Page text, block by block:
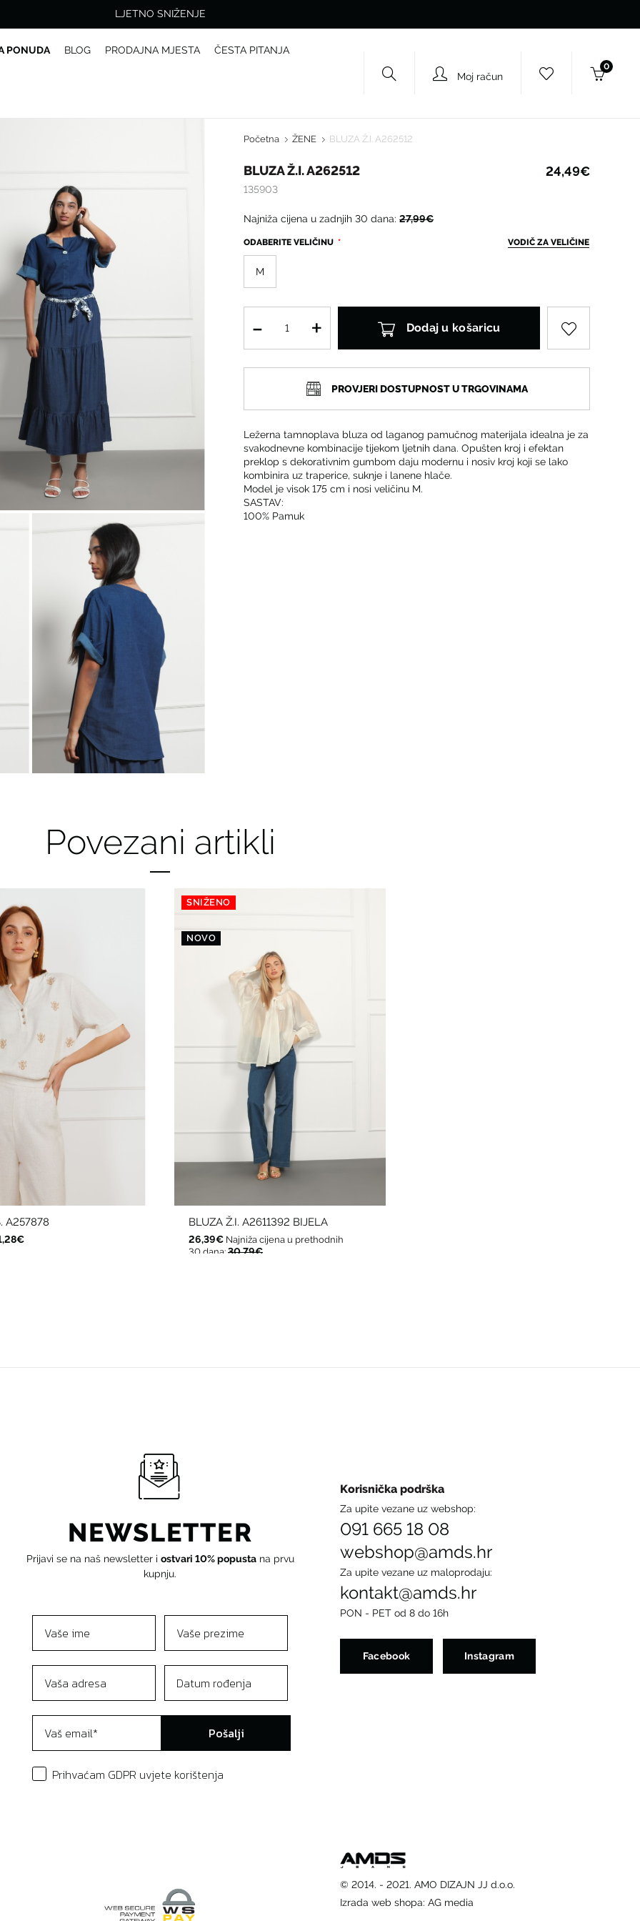
LJETNO SNIŽENJE
PONUDA BLOG PRODAJNA MJESTA ČESTA PITANJA
Moj račun
0
Početna ŽENE BLUZA Ž.I. A262512
BLUZA Ž.I. A262512
135903
24,49€
Najniža cijena u zadnjih 30 dana:27,99€
ODABERITE VELIČINU VODIČ ZA VELIČINE
M
Dodaj u košaricu
PROVJERI DOSTUPNOST U TRGOVINAMA
Ležerna tamnoplava bluza od laganog pamučnog materijala idealna je za
svakodnevne kombinacije tijekom ljetnih dana. Opušten kroj i efektan
preklop s dekorativnim gumbom daju modernu i nosiv kroj koji se lako
kombinira uz traperice, suknje i lanene hlače.
Model je visok 175 cm i nosi veličinu M.
SASTAV:
100% Pamuk
Povezani artikli
A257878
SNIŽENO
NOVO
BLUZA Ž.I. A2611392 BIJELA
26,39€ Najniža cijena u prethodnih
30 dana: 30,79€
NEWSLETTER
Prijavi se na naš newsletter i ostvari 10% popustana prvu
kupnju.
Pošalji
Prihvaćam GDPR uvjete korištenja
Korisnička podrška
Za upite vezane uz webshop:
091 665 18 08
webshop@amds.hr
Za upite vezane uz maloprodaju:
kontakt@amds.hr
PON - PET od 8 do 16h
Facebook Instagram
© 2014. - 2021. AMO DIZAJN JJ d.o.o.
Izrada web shopa: AG media